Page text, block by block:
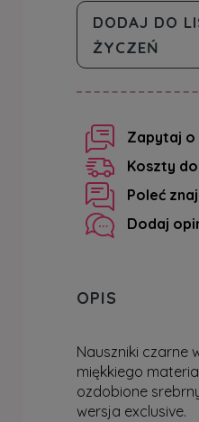
DODAJ DO
ŻYCZEŃ
zapytaj
koszty
poleć
dodaj
OPIS
Nauszniki czarne
miękkiego
ozdobione
wersja exclusive.